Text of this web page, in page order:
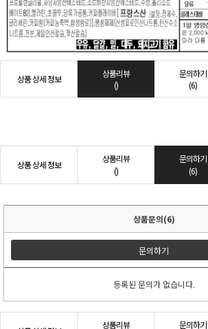
상품 상세 정보
상품리뷰
()
문의하기
(6)
상품 상세 정보
상품리뷰
()
문의하기
(6)
상품문의(6)
문의하기
등록된 문의가 없습니다.
상품리뷰 문의하기